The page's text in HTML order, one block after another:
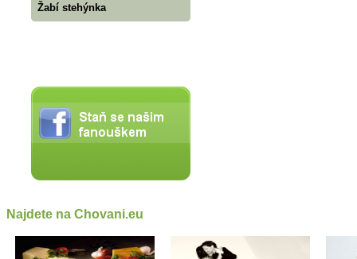
Žabí stehýnka
Najdete na Chovani.eu